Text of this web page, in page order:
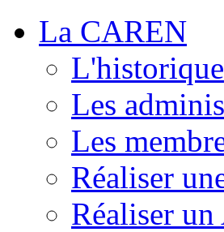
La CAREN
L'historique
Les
Les
Réaliser
Réaliser